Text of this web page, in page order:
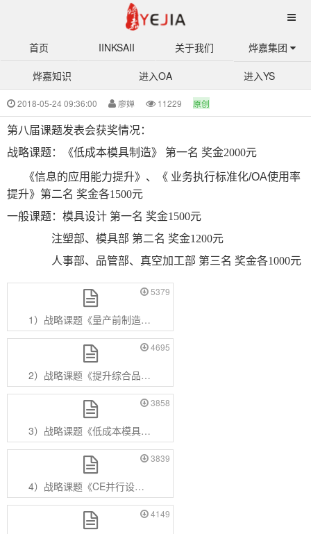
首页 IINKSAII 关于我们 烨嘉集团
烨嘉知识 进入OA 进入YS
8-第八届课题发表会资料
2018-05-24 09:36:00 廖婵 11229 原创
第八届课题发表会获奖情况：
战略课题：《低成本模具制造》 第一名 奖金2000元
《信息的应用能力提升》、《 业务执行标准化/OA使用率
提升》第二名 奖金各1500元
一般课题：模具设计 第一名 奖金1500元
注塑部、模具部 第二名 奖金1200元
人事部、品管部、真空加工部 第三名 奖金各1000元
1）战略课题《量产前制造工艺改善》.pdf
5379
2）战略课题《提升综合品质》.pdf
4695
3）战略课题《低成本模具制造》.pdf
3858
4）战略课题《CE并行设计开发体系建立》.pdf
3839
4149